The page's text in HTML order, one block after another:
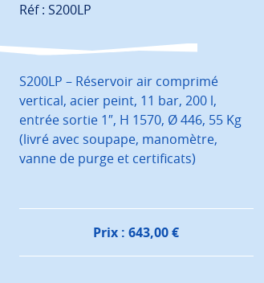
Réf : S200LP
S200LP – Réservoir air comprimé
vertical, acier peint, 11 bar, 200 l,
entrée sortie 1″, H 1570, Ø 446, 55 Kg
(livré avec soupape, manomètre,
vanne de purge et certificats)
Prix :643,00€